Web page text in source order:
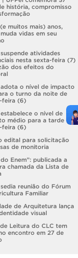
história, compromisso
muitos mais) anos,
muda vidas em seu
suspende atividades
nesta sexta-feira (7)
dos efeitos do
adota o nível de impacto
o turno da noite de
feira (6)
estabelece o nível de
médio para a tarde de
feira (6)
edital para solicitação
de monitoria
Enem”: publicada a
chamada da Lista de
sedia reunião do Fórum
Familiar
de Arquitetura lança
visual
Leitura do CLC tem
encontro em 27 de